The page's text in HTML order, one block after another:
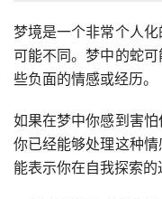
梦境是一个非常个人
可能不同。梦中的蛇
些负面的情感或经历。
如果在梦中你感到害
你已经能够处理这种
能表示你在自我探索的